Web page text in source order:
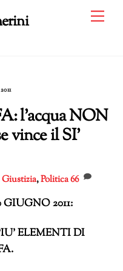
l’acqua NON
vince il SI’
Giustizia,Politica66
2011:
ELEMENTI DI